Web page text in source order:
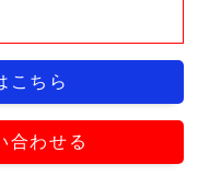
こちら
合わせる